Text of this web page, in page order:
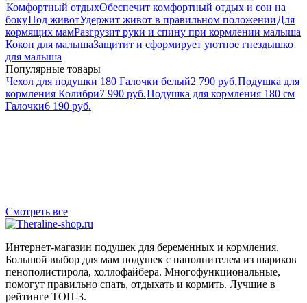
Комфортный отдыхОбеспечит комфортный отдых и сон на
бокуПод животУдержит живот в правильном положенииДля
кормящих мамРазгрузит руки и спину при кормлении малыша
Кокон для малышаЗащитит и сформирует уютное гнездышко
для малыша
Популярные товары
Чехол для подушки 180 Галочки белый2 790 руб.Подушка для
кормления Колибри7 990 руб.Подушка для кормления 180 см
Галочки6 190 руб.
Смотреть все
Интернет-магазин подушек для беременных и кормления.
Большой выбор для мам подушек с наполнителем из шариков
пенополистирола, холлофайбера. Многофункциональные,
помогут правильно спать, отдыхать и кормить. Лучшие в
рейтинге ТОП-3.